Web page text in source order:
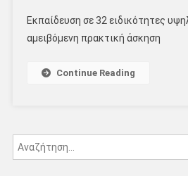
Εκπαίδευση σε 32 ειδικότητες
αμειβόμενη πρακτική άσκηση
Continue Reading